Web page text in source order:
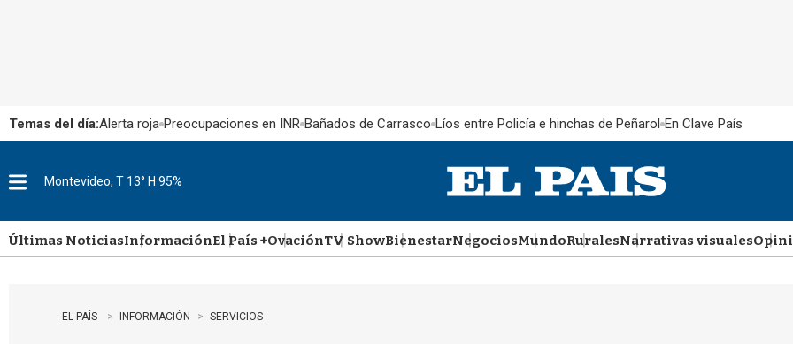
Temas del día:Alerta roja Preocupaciones en INR Bañados de Carrasco Líos entre Policía e hinchas de Peñarol En Clave País
u
Montevideo, T 13° H 95%
Últimas NoticiasInformaciónEl País +OvaciónTV ShowBienestarNegociosMundoRuralesNarrativas visuales
EL PAÍS INFORMACIÓN SERVICIOS